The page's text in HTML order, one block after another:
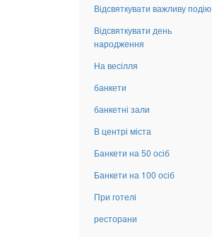
Відсвяткувати важливу подію
Відсвяткувати день
народження
На весілля
банкети
банкетні зали
В центрі міста
Банкети на 50 осіб
Банкети на 100 осіб
При готелі
ресторани